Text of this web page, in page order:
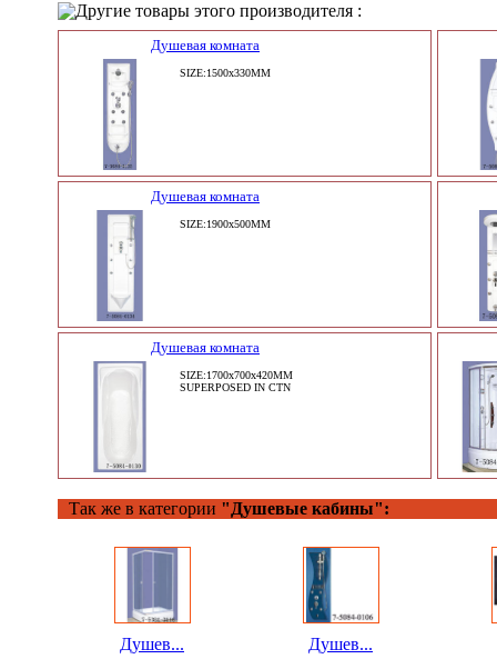
Другие товары этого производителя :
Душевая комната
SIZE:1500x330MM
Душевая комната
SIZE:1900x500MM
Душевая комната
SIZE:1700x700x420MM
SUPERPOSED IN CTN
Так же в категории "Душевые кабины":
Душев... Душев...